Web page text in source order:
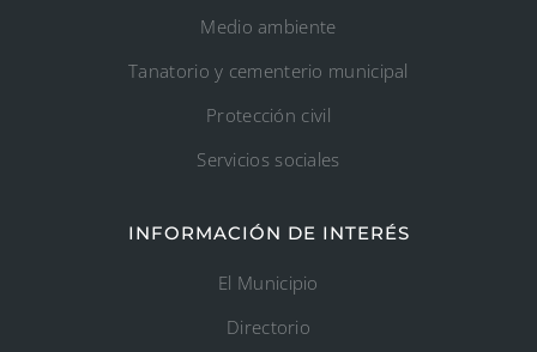
Medio ambiente
Tanatorio y cementerio municipal
Protección civil
Servicios sociales
INFORMACIÓN DE INTERÉS
El Municipio
Directorio